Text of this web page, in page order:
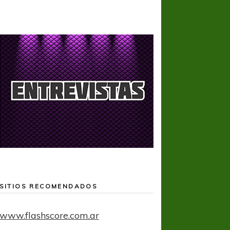
SITIOS RECOMENDADOS
www.flashscore.com.ar